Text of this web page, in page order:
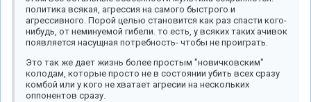
политика всякая, агрессия на самого быстрого и
агрессивного. Порой целью становится как раз спасти кого-
нибудь, от неминуемой гибели. то есть, у всяких таких ачивок
появляется насущная потребность- чтобы не проиграть.
Это так же дает жизнь более простым "новичковским"
колодам, которые просто не в состоянии убить всех сразу
комбой или у кого не хватает агресии на нескольких
оппонентов сразу.